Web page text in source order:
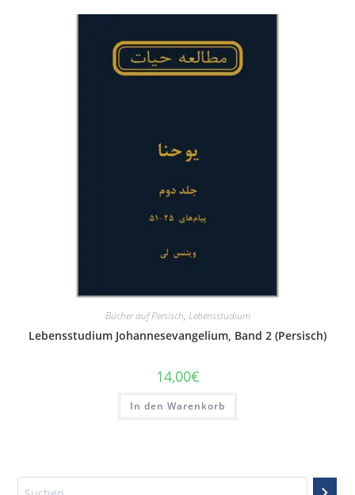
Bücher auf Persisch, Lebensstudium
Lebensstudium Johannesevangelium, Band 2 (Persisch)
14,00€
In den Warenkorb